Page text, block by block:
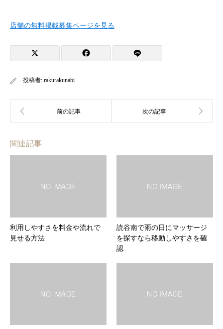
店舗の無料掲載募集ページを見る
投稿者: rakurakunabi
関連記事
利用しやすさを料金や流れで
見せる方法
読谷南で雨の日にマッサージ
を探すなら移動しやすさを確
認